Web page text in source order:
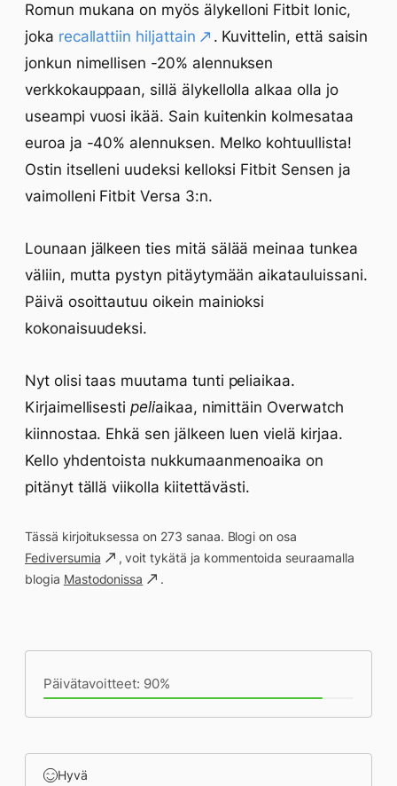
Romun mukana on myös älykelloni Fitbit Ionic,
joka recallattiin hiljattain
. Kuvittelin, että saisin
jonkun nimellisen -20% alennuksen
verkkokauppaan, sillä älykellolla alkaa olla jo
useampi vuosi ikää. Sain kuitenkin kolmesataa
euroa ja -40% alennuksen. Melko kohtuullista!
Ostin itselleni uudeksi kelloksi Fitbit Sensen ja
vaimolleni Fitbit Versa 3:n.
Lounaan jälkeen ties mitä sälää meinaa tunkea
väliin, mutta pystyn pitäytymään aikatauluissani.
Päivä osoittautuu oikein mainioksi
kokonaisuudeksi.
Nyt olisi taas muutama tunti peliaikaa.
Kirjaimellisestipeliaikaa, nimittäin Overwatch
kiinnostaa. Ehkä sen jälkeen luen vielä kirjaa.
Kello yhdentoista nukkumaanmenoaika on
pitänyt tällä viikolla kiitettävästi.
Tässä kirjoituksessa on 273 sanaa. Blogi on osa
Fediversumia
, voit tykätä ja kommentoida seuraamalla
blogia Mastodonissa .
Päivätavoitteet: 90%
Hyvä